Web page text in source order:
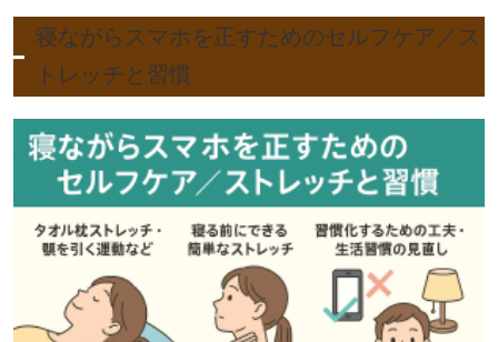
寝ながらスマホを正すためのセルフケア／ス
トレッチと習慣